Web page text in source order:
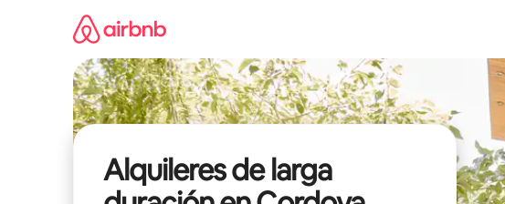
Alquileres de larga